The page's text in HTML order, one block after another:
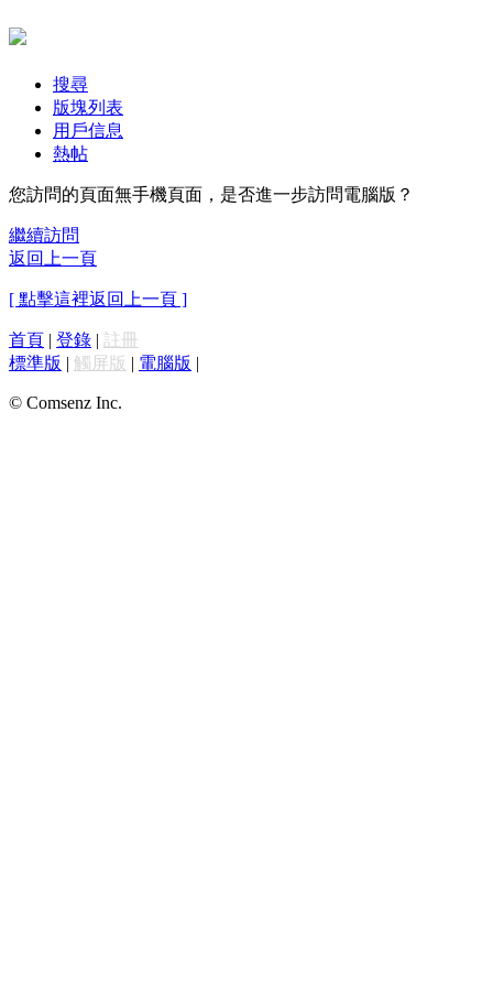
搜尋
版塊列表
用戶信息
熱帖
您訪問的頁面無手機頁面，是否進一步訪問電腦版？
繼續訪問
返回上一頁
[ 點擊這裡返回上一頁 ]
首頁 | 登錄 | 註冊
標準版 | 觸屏版 | 電腦版 |
© Comsenz Inc.